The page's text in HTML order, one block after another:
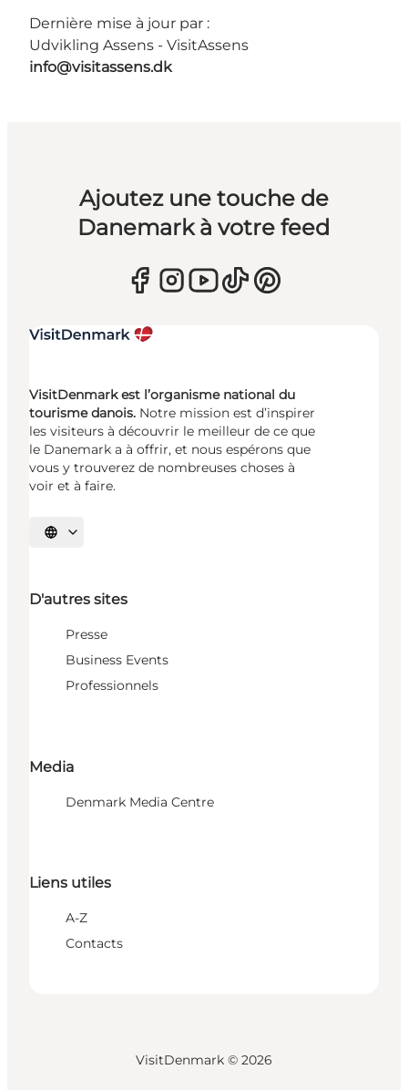
Dernière mise à jour par :
Udvikling Assens - VisitAssens
info@visitassens.dk
Ajoutez une touche de
Danemark à votre feed
VisitDenmark est l’organisme national du
tourisme danois. Notre mission est d’inspirer
les visiteurs à découvrir le meilleur de ce que
le Danemark a à offrir, et nous espérons que
vous y trouverez de nombreuses choses à
voir et à faire.
Choisissez la langue
D'autres sites
Presse
Business Events
Professionnels
Media
Denmark Media Centre
Liens utiles
A-Z
Contacts
VisitDenmark © 2026